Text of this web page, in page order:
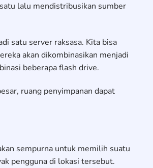
lalu mendistribusikan sumber
satu server raksasa. Kita bisa
akan dikombinasikan menjadi
beberapa flash drive.
ruang penyimpanan dapat
sempurna untuk memilih suatu
pengguna di lokasi tersebut.